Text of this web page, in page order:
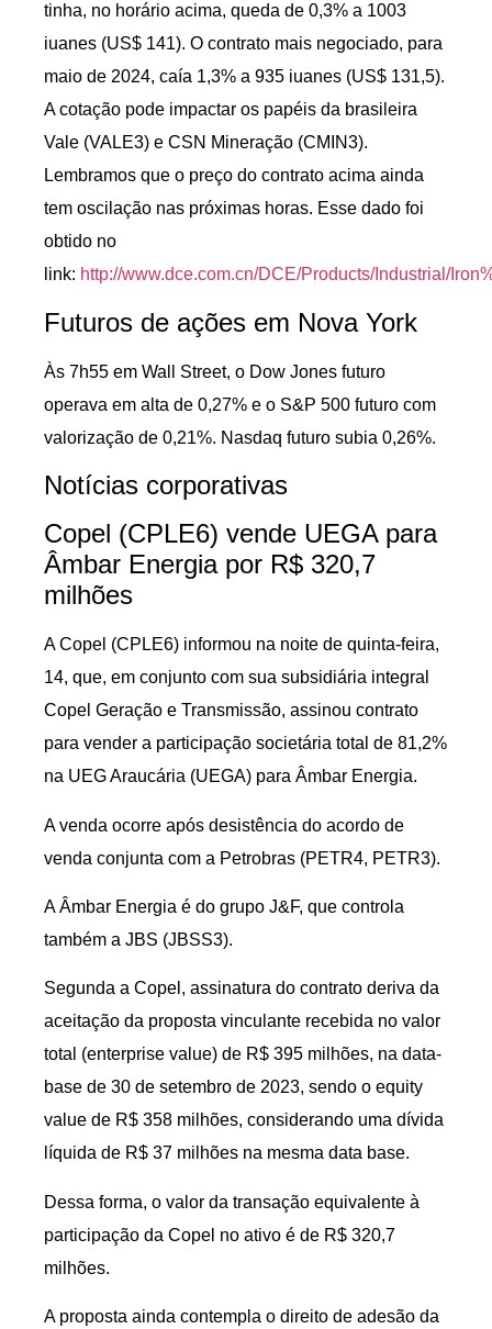
tinha, no horário acima, queda de 0,3% a 1003
iuanes (US$ 141). O contrato mais negociado, para
maio de 2024, caía 1,3% a 935 iuanes (US$ 131,5).
A cotação pode impactar os papéis da brasileira
Vale (VALE3) e CSN Mineração (CMIN3).
Lembramos que o preço do contrato acima ainda
tem oscilação nas próximas horas. Esse dado foi
obtido no
link: http://www.dce.com.cn/DCE/Products/Industrial/
Futuros de ações em Nova York
Às 7h55 em Wall Street, o Dow Jones futuro
operava em alta de 0,27% e o S&P 500 futuro com
valorização de 0,21%. Nasdaq futuro subia 0,26%.
Notícias corporativas
Copel (CPLE6) vende UEGA para
Âmbar Energia por R$ 320,7
milhões
A Copel (CPLE6) informou na noite de quinta-feira,
14, que, em conjunto com sua subsidiária integral
Copel Geração e Transmissão, assinou contrato
para vender a participação societária total de 81,2%
na UEG Araucária (UEGA) para Âmbar Energia.
A venda ocorre após desistência do acordo de
venda conjunta com a Petrobras (PETR4, PETR3).
A Âmbar Energia é do grupo J&F, que controla
também a JBS (JBSS3).
Segunda a Copel, assinatura do contrato deriva da
aceitação da proposta vinculante recebida no valor
total (enterprise value) de R$ 395 milhões, na data-
base de 30 de setembro de 2023, sendo o equity
value de R$ 358 milhões, considerando uma dívida
líquida de R$ 37 milhões na mesma data base.
Dessa forma, o valor da transação equivalente à
participação da Copel no ativo é de R$ 320,7
milhões.
A proposta ainda contempla o direito de adesão da